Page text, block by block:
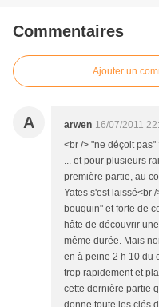
Commentaires
Ajouter un
A arwen 16/07/2011
<br /> "ne déçoit
... et pour plusieurs
première partie, au
Yates s'est laissé<br
bouquin" et forte de
hâte de découvrir
même durée. Mais
en à peine 2 h 10 du
trop rapidement et
cette dernière partie
donne toute les clés